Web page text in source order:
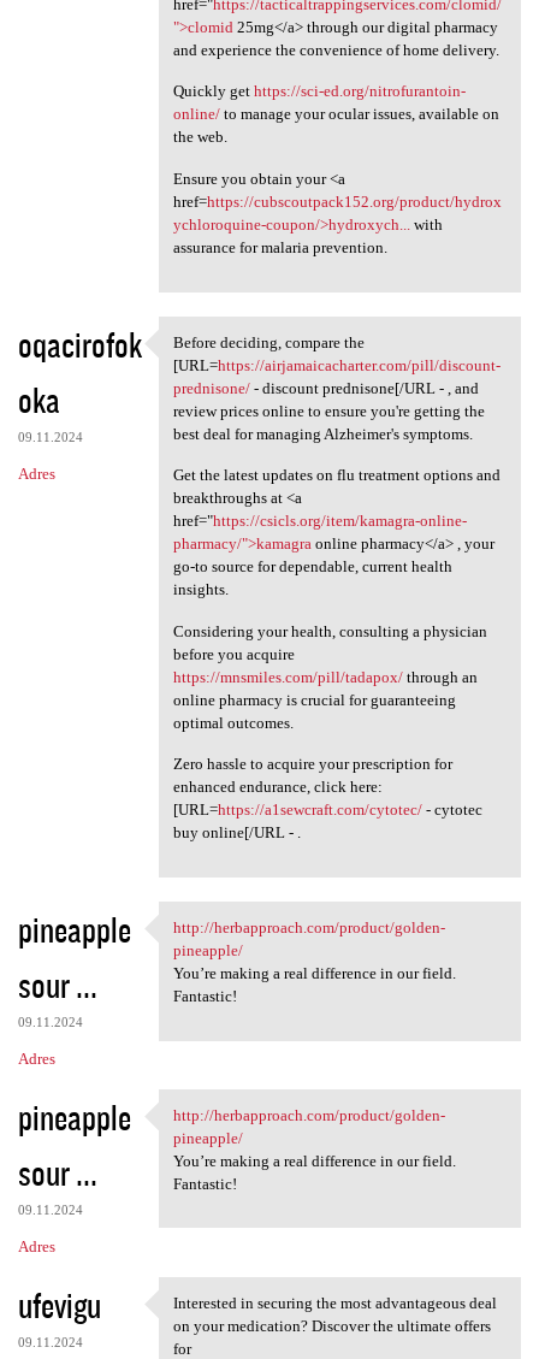
href="https://tacticaltrappingservices.com/clomid/
">clomid 25mg</a> through our digital pharmacy
and experience the convenience of home delivery.
Quickly get https://sci-ed.org/nitrofurantoin-
online/to manage your ocular issues, available on
the web.
Ensure you obtain your <a
href=https://cubscoutpack152.org/product/hydrox
ychloroquine-coupon/>hydroxych...
with
assurance for malaria prevention.
oqacirofok
oka
09.11.2024
Adres
Before deciding, compare the
Before deciding, compare the
[URL=https://airjamaicacharter.com/pill/discount-
prednisone/- discount prednisone[/URL - , and
review prices online to ensure you're getting the
best deal for managing Alzheimer's symptoms.
Get the latest updates on flu treatment options and
breakthroughs at <a
href="https://csicls.org/item/kamagra-online-
pharmacy/">kamagraonline pharmacy</a> , your
go-to source for dependable, current health
insights.
Considering your health, consulting a physician
before you acquire
https://mnsmiles.com/pill/tadapox/through an
online pharmacy is crucial for guaranteeing
optimal outcomes.
Zero hassle to acquire your prescription for
enhanced endurance, click here:
[URL=https://a1sewcraft.com/cytotec/- cytotec
buy online[/URL - .
pineapple
sour ...
09.11.2024
Adres
http://herbapproach.com
http://herbapproach.com/product/golden-
pineapple/
You’re making a real difference in our field.
Fantastic!
pineapple
sour ...
09.11.2024
Adres
http://herbapproach.com
http://herbapproach.com/product/golden-
pineapple/
You’re making a real difference in our field.
Fantastic!
ufevigu
09.11.2024
Interested in securing the
Interested in securing the most advantageous deal
on your medication? Discover the ultimate offers
for